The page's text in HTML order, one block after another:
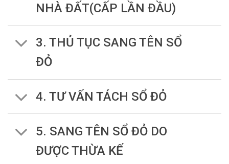
NHÀ ĐẤT(CẤP LẦN ĐẦU)
3. THỦ TỤC SANG TÊN SỔ
ĐỎ
4. TƯ VẤN TÁCH SỔ ĐỎ
5. SANG TÊN SỔ ĐỎ DO
ĐƯỢC THỪA KẾ